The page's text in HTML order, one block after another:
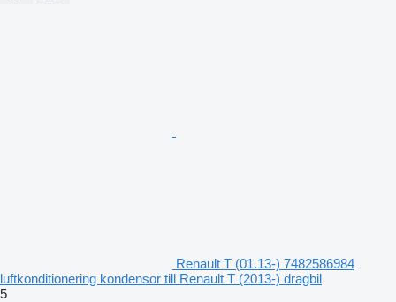
Renault T (01.13-) 7482586984
luftkonditionering kondensor till Renault T (2013-) dragbil
5